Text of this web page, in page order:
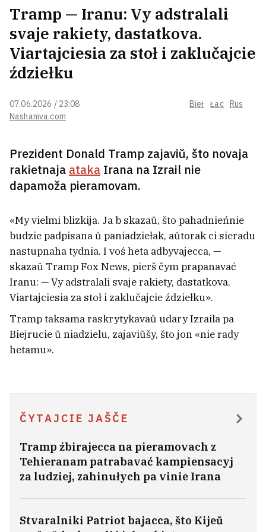
Nashaniva.com
07.06.2026 / 23:08 Bieł Łac Rus
Tramp — Iranu: Vy adstralali
svaje rakiety, dastatkova.
Viartajciesia za stoł i zaklučajcie
ździełku
Prezident Donald Tramp zajaviŭ, što novaja
rakietnaja ataka Irana na Izrail nie
dapamoža pieramovam.
«My vielmi blizkija. Ja b skazaŭ, što pahadnieńnie
budzie padpisana ŭ paniadziełak, aŭtorak ci sieradu
nastupnaha tydnia. I voś heta adbyvajecca, —
skazaŭ Tramp Fox News, pierš čym prapanavać
Iranu: — Vy adstralali svaje rakiety, dastatkova.
Viartajciesia za stoł i zaklučajcie ździełku».
Tramp taksama raskrytykavaŭ udary Izraila pa
Biejrucie ŭ niadzielu, zajaviŭšy, što jon «nie rady
hetamu».
ČYTAJCIE JAŠČE
Tramp źbirajecca na pieramovach z
Tehieranam patrabavać kampiensacyj
za ludziej, zahinułych pa vinie Irana
Stvaralniki Patriot bajacca, što Kijeŭ
U Biełarusi stali sustrakać redkich
kamaroŭ. Čym jany
niebiaśpiečnyja?
Troje biełaruskich maładzionaŭ
pajechali ŭ Maskvu pa chutkija
Turystyčny kompleks u Lepielskim
rajonie vystaviŭ canu dla biełarusaŭ
amal udvaja bolšuju, čym dla rasijan.
Ivan Kraŭcoŭ skłaŭ abaviazki
sakratara Kaardynacyjnaj rady.
Ciapier budzie delehatam
Aktrysa Marta Hołubieva vyjšła